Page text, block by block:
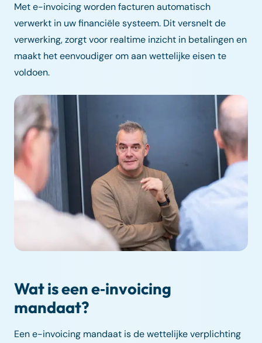
Met e-invoicing worden facturen automatisch
verwerkt in uw financiële systeem. Dit versnelt de
verwerking, zorgt voor realtime inzicht in betalingen en
maakt het eenvoudiger om aan wettelijke eisen te
voldoen.
Wat is een e‑invoicing
mandaat?
Een e-invoicing mandaat is de wettelijke verplichting